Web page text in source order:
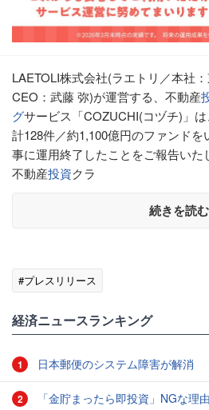
LAETOLI株式会社(ラエトリ／本社
CEO：武藤 弥)が運営する、不動産
グサービス「COZUCHI(コヅチ)」は
計128件／約1,100億円のファンド
事に運用終了したことをご報告い
不動産投資クラ
続きを読む
#プレスリリース
経済ニュースランキング
1 日本郵便のシステム障害が解消
2 「金貯まったら即投資」NGな理由